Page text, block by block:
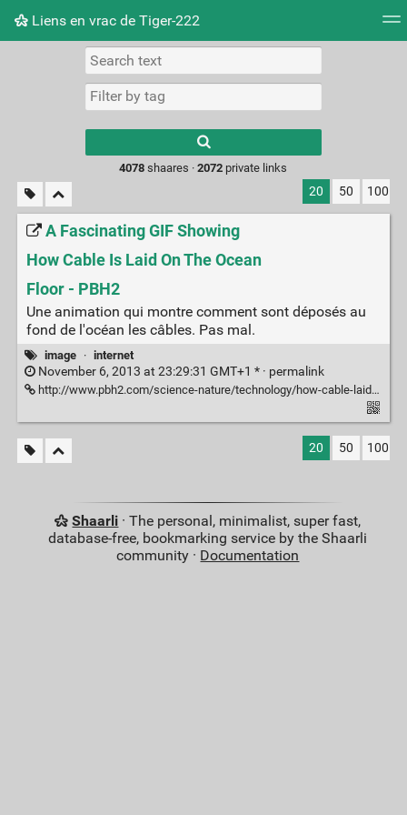
Liens en vrac de Tiger-222
Picture wall
results.
4078 shaares ·2072 private links
20 50 100
A Fascinating GIF Showing
How Cable Is Laid On The Ocean
Floor - PBH2
Une animation qui montre comment sont déposés au
fond de l'océan les câbles. Pas mal.
image · internet
November 6, 2013 at 23:29:31 GMT+1 * · permalink
http://www.pbh2.com/science-nature/technology/how-cable-laid-ocean-gif/
20 50 100
Shaarli · The personal, minimalist, super fast,
database-free, bookmarking service by the Shaarli
community · Documentation